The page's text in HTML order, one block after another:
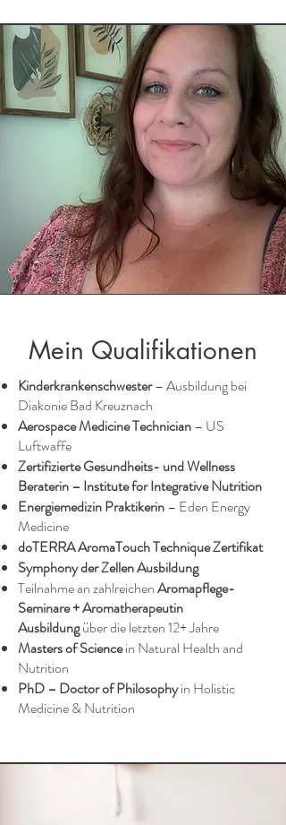
Mein Qualifikationen
Kinderkrankenschwester– Ausbildung bei
Diakonie Bad Kreuznach
Aerospace Medicine Technician – US
Luftwaffe
Zertifizierte Gesundheits- und Wellness
Beraterin – Institute for Integrative Nutrition
Energiemedizin Praktikerin – Eden Energy
Medicine
doTERRA AromaTouch Technique Zertifikat
Symphony der Zellen Ausbildung
Teilnahme an zahlreichenAromapflege-
Seminare + Aromatherapeutin
Ausbildungüber die letzten 12+ Jahre
Masters of Sciencein Natural Health and
Nutrition
PhD – Doctor of Philosophyin Holistic
Medicine & Nutrition